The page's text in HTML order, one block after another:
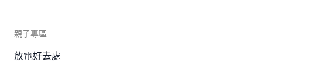
親子專區
放電好去處